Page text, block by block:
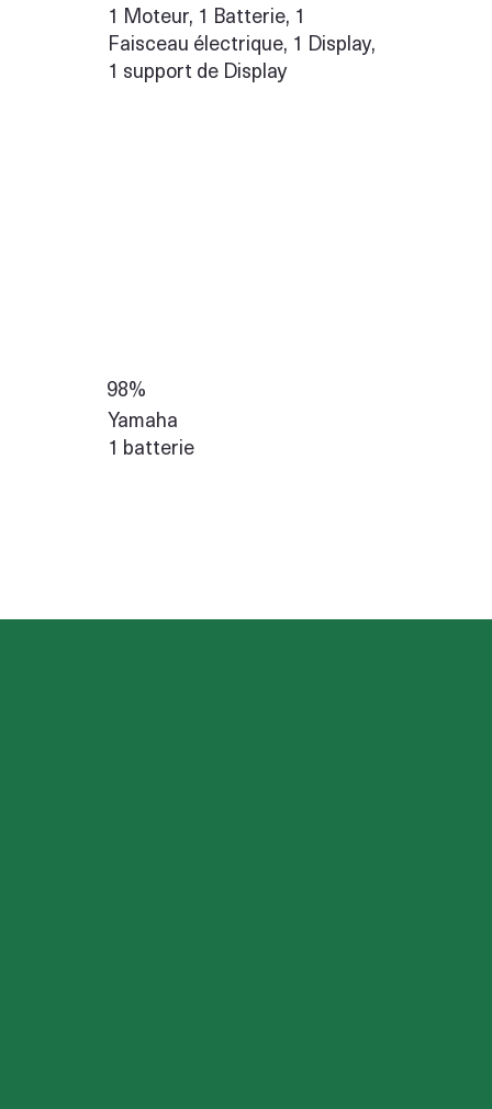
1 Moteur, 1 Batterie, 1
Faisceau électrique, 1 Display,
1 support de Display
98%
Yamaha
1 batterie